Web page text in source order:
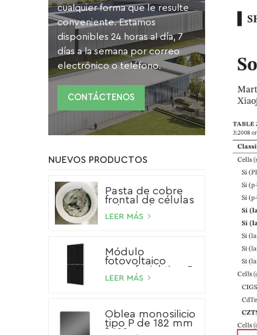
cualquier forma que le resulte
conveniente. Estamos
disponibles 24 horas al día, 7
días a la semana por correo
electrónico o teléfono.
CONTÁCTENOS
NUEVOS PRODUCTOS
Pasta de cobre
frontal de células
solares de HJT
LEER MÁS
Módulo
fotovoltaico
monofacial tipo P
de 540 W
LEER MÁS
Oblea monosilicio
tipo P de 182 mm
* 182 mm